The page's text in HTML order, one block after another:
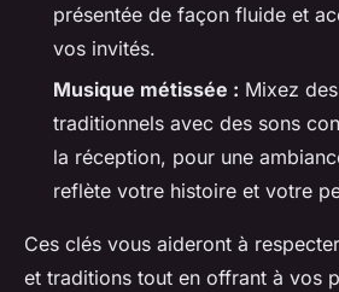
présentée de façon fluide et
vos invités.
Musique métissée : Mixez
traditionnels avec des sons
la réception, pour une
reflète votre histoire et votre
Ces clés vous aideront à
et traditions tout en offrant à vos